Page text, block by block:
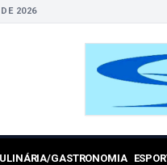
2026
GASTRONOMIA